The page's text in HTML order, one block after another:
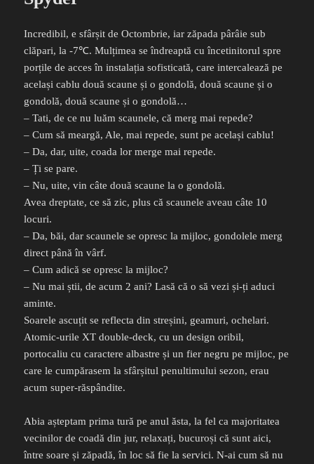
Incredibil, e sfârșit de Octombrie, iar zăpada pârâie sub
clăpari, la -7℃. Mulțimea se îndreaptă cu încetinitorul spre
porțile de acces în instalația sofisticată, care intercalează pe
același cablu două scaune și o gondolă, două scaune și o
gondolă, două scaune și o gondolă…
– Tati, de ce nu luăm scaunele, că merg mai repede?
– Cum să meargă, Ale, mai repede, sunt pe același cablu!
– Da, dar, uite, coada lor merge mai repede.
– Ți se pare.
– Nu, uite, vin câte două scaune la o gondolă.
Avea dreptate, ce să zic, plus că scaunele aveau câte 10
locuri.
– Da, băi, dar scaunele se opresc la mijloc, gondolele merg
direct până în vârf.
– Cum adică se opresc la mijloc?
– Nu mai știi, de acum 2 ani? Lasă că o să vezi și-ți aduci
aminte.
Soarele ascuțit se reflecta din streșini, geamuri, ochelari.
Atomic-urile XT double-deck, cu un design oribil,
portocaliu cu caractere albastre și un fier negru pe mijloc, pe
care le cumpărasem la sfârșitul penultimului sezon, erau
acum super-răspândite.
Abia așteptam prima tură pe anul ăsta, la fel ca majoritatea
vecinilor de coadă din jur, relaxați, bucuroși că sunt aici,
între soare și zăpadă, în loc să fie la servici. N-ai cum să nu